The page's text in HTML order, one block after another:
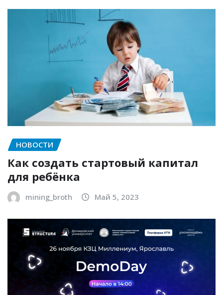
НОВОСТИ
Как создать стартовый капитал
для ребёнка
mining_broth Май 5, 2023